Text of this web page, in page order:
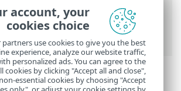
تعليمات ESET عبر الإنترنت >
Antivirus
> الإعداد المتقدم>
SSL/TLS> حركة مرور شبكة مشفرة
account, your
cookies choice
partners use cookies to give you the best
experience, analyze our website traffic,
personalized ads. You can agree to the
cookies by clicking "Accept all and close",
essential cookies by choosing "Accept